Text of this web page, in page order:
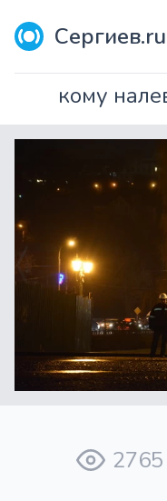
Сергиев.ru
кому
2765